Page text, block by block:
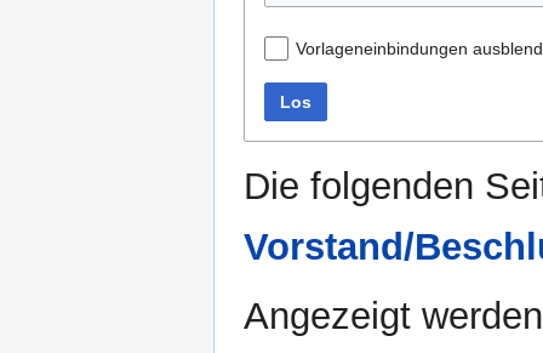
Vorlageneinbindungen
Los
Die folgenden
Vorstand/
Angezeigt